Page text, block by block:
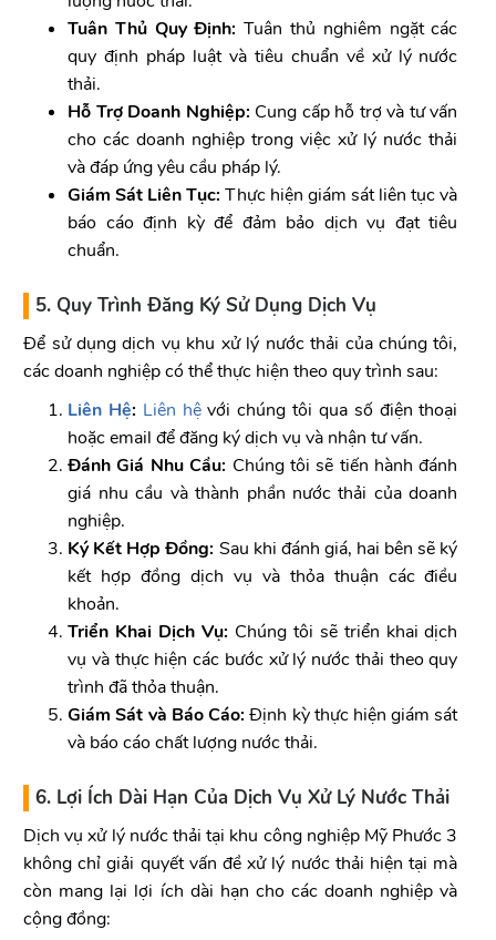
Tuân Thủ Quy Định: Tuân thủ nghiêm ngặt các
quy định pháp luật và tiêu chuẩn về xử lý nước
thải.
Hỗ Trợ Doanh Nghiệp: Cung cấp hỗ trợ và tư vấn
cho các doanh nghiệp trong việc xử lý nước thải
và đáp ứng yêu cầu pháp lý.
Giám Sát Liên Tục: Thực hiện giám sát liên tục và
báo cáo định kỳ để đảm bảo dịch vụ đạt tiêu
chuẩn.
5. Quy Trình Đăng Ký Sử Dụng Dịch Vụ
Để sử dụng dịch vụ khu xử lý nước thải của chúng tôi,
các doanh nghiệp có thể thực hiện theo quy trình sau:
Liên Hệ: Liên hệvới chúng tôi qua số điện thoại
hoặc email để đăng ký dịch vụ và nhận tư vấn.
Đánh Giá Nhu Cầu: Chúng tôi sẽ tiến hành đánh
giá nhu cầu và thành phần nước thải của doanh
nghiệp.
Ký Kết Hợp Đồng: Sau khi đánh giá, hai bên sẽ ký
kết hợp đồng dịch vụ và thỏa thuận các điều
khoản.
Triển Khai Dịch Vụ: Chúng tôi sẽ triển khai dịch
vụ và thực hiện các bước xử lý nước thải theo quy
trình đã thỏa thuận.
Giám Sát và Báo Cáo: Định kỳ thực hiện giám sát
và báo cáo chất lượng nước thải.
6. Lợi Ích Dài Hạn Của Dịch Vụ Xử Lý Nước Thải
Dịch vụ xử lý nước thải tại khu công nghiệp Mỹ Phước 3
không chỉ giải quyết vấn đề xử lý nước thải hiện tại mà
còn mang lại lợi ích dài hạn cho các doanh nghiệp và
cộng đồng: